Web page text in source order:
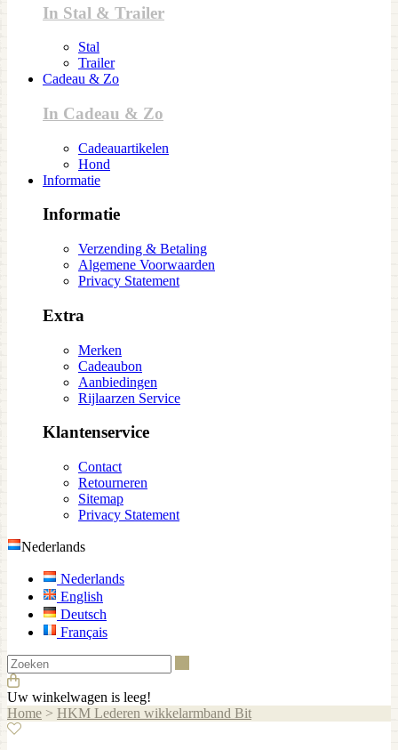
In Stal & Trailer
Stal
Trailer
Cadeau & Zo
In Cadeau & Zo
Cadeauartikelen
Hond
Informatie
Informatie
Verzending & Betaling
Algemene Voorwaarden
Privacy Statement
Extra
Merken
Cadeaubon
Aanbiedingen
Rijlaarzen Service
Klantenservice
Contact
Retourneren
Sitemap
Privacy Statement
Nederlands
Nederlands
English
Deutsch
Français
Uw winkelwagen is leeg!
Home > HKM Lederen wikkelarmband Bit